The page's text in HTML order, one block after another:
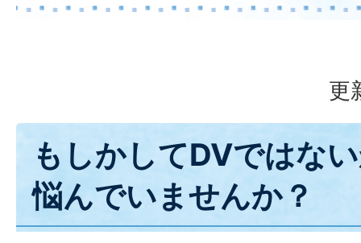
更
もしかしてDVではな
悩んでいませんか？